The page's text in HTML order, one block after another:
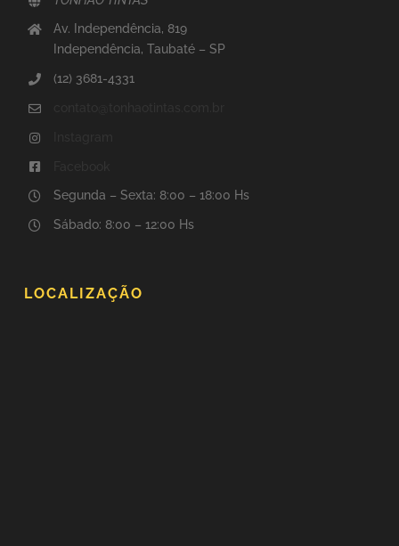
Av. Independência, 819
Independência, Taubaté – SP
(12) 3681-4331
Segunda – Sexta: 8:00 – 18:00 Hs
Sábado: 8:00 – 12:00 Hs
LOCALIZAÇÃO